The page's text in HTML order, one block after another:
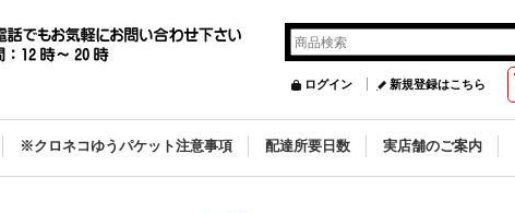
ログイン 新規登録はこちら
※クロネコゆうパケット注意事項 配達所要日数 実店舗のご案内